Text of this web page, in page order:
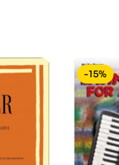
-15%